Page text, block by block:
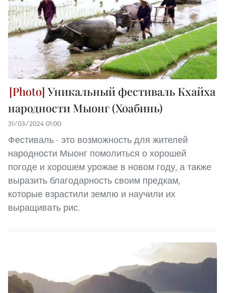
Уникальный фестиваль Кхайха
народности Мыонг (Хоабинь)
31/03/2024 01:00
Фестиваль - это возможность для жителей
народности Мыонг помолиться о хорошей
погоде и хорошем урожае в новом году, а также
выразить благодарность своим предкам,
которые взрастили землю и научили их
выращивать рис.